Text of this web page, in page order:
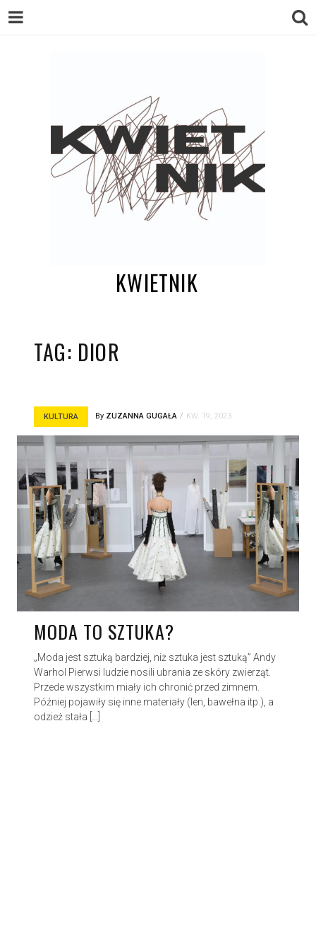
KWIETNIK
TAG: DIOR
KULTURA By ZUZANNA GUGAŁA KW. 19, 2023
MODA TO SZTUKA?
„Moda jest sztuką bardziej, niż sztuka jest sztuką” Andy
Warhol Pierwsi ludzie nosili ubrania ze skóry zwierząt.
Przede wszystkim miały ich chronić przed zimnem.
Później pojawiły się inne materiały (len, bawełna itp.), a
odzież stała […]